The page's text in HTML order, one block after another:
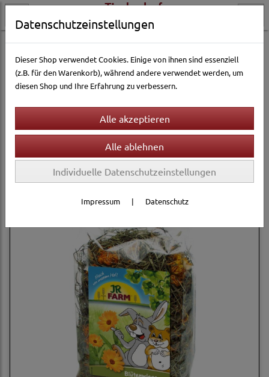
Kleintierwelt Kleintierfutter & Snacks Maus
Sortierung wählen
Filter
Datenschutzeinstellungen
Dieser Shop verwendet Cookies. Einige von ihnen sind essenziell
(z.B. für den Warenkorb), während andere verwendet werden, um
diesen Shop und Ihre Erfahrung zu verbessern.
Individuelle Datenschutzeinstellungen
Impressum | Datenschutz